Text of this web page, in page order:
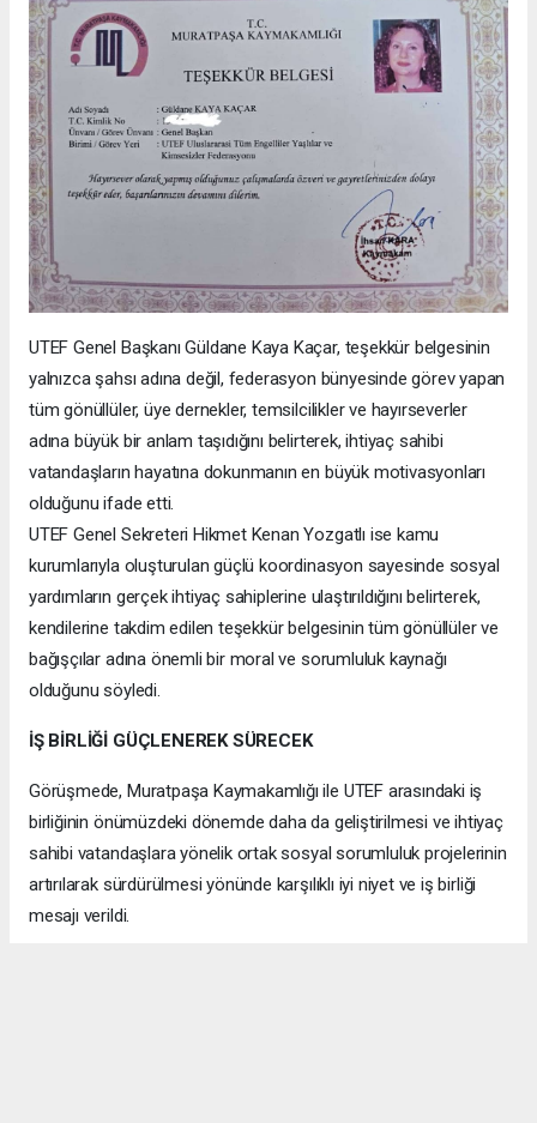
UTEF Genel Başkanı Güldane Kaya Kaçar, teşekkür belgesinin
yalnızca şahsı adına değil, federasyon bünyesinde görev yapan
tüm gönüllüler, üye dernekler, temsilcilikler ve hayırseverler
adına büyük bir anlam taşıdığını belirterek, ihtiyaç sahibi
vatandaşların hayatına dokunmanın en büyük motivasyonları
olduğunu ifade etti.
UTEF Genel Sekreteri Hikmet Kenan Yozgatlı ise kamu
kurumlarıyla oluşturulan güçlü koordinasyon sayesinde sosyal
yardımların gerçek ihtiyaç sahiplerine ulaştırıldığını belirterek,
kendilerine takdim edilen teşekkür belgesinin tüm gönüllüler ve
bağışçılar adına önemli bir moral ve sorumluluk kaynağı
olduğunu söyledi.
İŞ BİRLİĞİ GÜÇLENEREK SÜRECEK
Görüşmede, Muratpaşa Kaymakamlığı ile UTEF arasındaki iş
birliğinin önümüzdeki dönemde daha da geliştirilmesi ve ihtiyaç
sahibi vatandaşlara yönelik ortak sosyal sorumluluk projelerinin
artırılarak sürdürülmesi yönünde karşılıklı iyi niyet ve iş birliği
mesajı verildi.